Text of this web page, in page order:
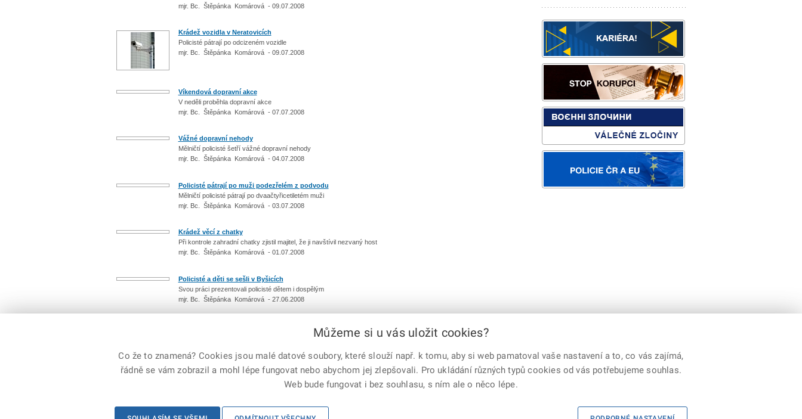
mjr. Bc. Štěpánka Komárová - 09.07.2008
Krádež vozidla v Neratovicích
Policisté pátrají po odcizeném vozidle
mjr. Bc. Štěpánka Komárová - 09.07.2008
Víkendová dopravní akce
V neděli proběhla dopravní akce
mjr. Bc. Štěpánka Komárová - 07.07.2008
Vážné dopravní nehody
Mělničtí policisté šetří vážné dopravní nehody
mjr. Bc. Štěpánka Komárová - 04.07.2008
Policisté pátrají po muži podezřelém z podvodu
Mělničtí policisté pátrají po dvaačtyřicetiletém muži
mjr. Bc. Štěpánka Komárová - 03.07.2008
Krádež věcí z chatky
Při kontrole zahradní chatky zjistil majitel, že ji navštívil nezvaný host
mjr. Bc. Štěpánka Komárová - 01.07.2008
Policisté a děti se sešli v Byšicích
Svou práci prezentovali policisté dětem i dospělým
mjr. Bc. Štěpánka Komárová - 27.06.2008
Corp.
Facebook
© 2026 Policie ČR, všechna práva vyhrazena Mapa serveru Prohlášení o přístupnosti | RSS
Můžeme si u vás uložit cookies?
Co že to znamená? Cookies jsou malé datové soubory, které slouží např. k tomu, aby si web pamatoval vaše nastavení a to, co vás zajímá,
řádně se vám zobrazil a mohl lépe fungovat nebo abychom jej zlepšovali. Pro ukládání různých typů cookies od vás potřebujeme souhlas.
Web bude fungovat i bez souhlasu, s ním ale o něco lépe.